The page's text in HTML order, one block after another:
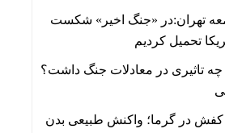
تهران:در «جنگ اخیر» شکست
تحمیل کردیم
عملیات نصر ۲ چه تاثیری در معادلات جنگ داشت؟
کفش در گرما؛ واکنش طبیعی بدن